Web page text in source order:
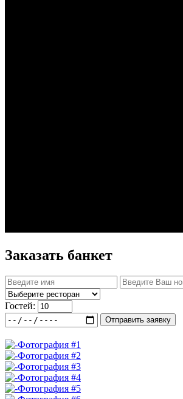
Заказать банкет
Гостей:
Отправить заявку